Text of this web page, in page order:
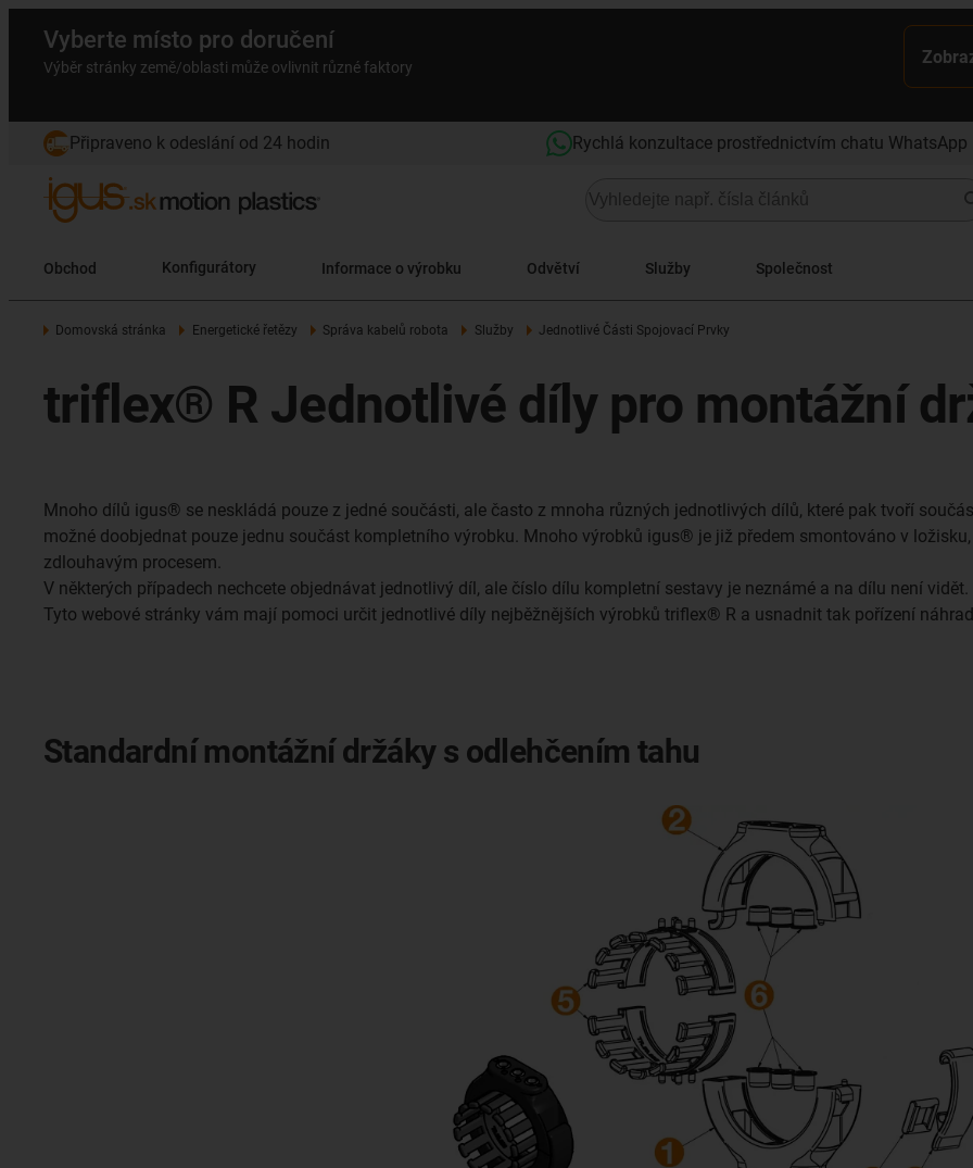
Vyberte místo pro doručení
Výběr stránky země/oblasti může ovlivnit různé faktory
Připraveno k odeslání od 24 hodin Rychlá konzultace prostřednictvím chatu WhatsApp
Obchod Konfigurátory Informace o výrobku Odvětví Služby Společnost
Domovská stránka Energetické řetězy Správa kabelů robota Služby Jednotlivé Části Spojovací Prvky
triflex® R Jednotlivé díly pro montážní
Mnoho dílů igus® se neskládá pouze z jedné součásti, ale často z mnoha různých jednotlivých dílů, které pak tvoří
možné doobjednat pouze jednu součást kompletního výrobku. Mnoho výrobků igus® je již předem smontováno v
zdlouhavým procesem.
V některých případech nechcete objednávat jednotlivý díl, ale číslo dílu kompletní sestavy je neznámé a na dílu není vidět.
Tyto webové stránky vám mají pomoci určit jednotlivé díly nejběžnějších výrobků triflex® R a usnadnit tak pořízení
Standardní montážní držáky s odlehčením tahu